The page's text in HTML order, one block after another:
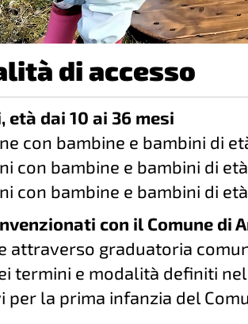
di accesso
età dai 10 ai 36 mesi
con bambine e bambini di
con bambine e bambini di
con bambine e bambini di
con il Comune di
attraverso graduatoria
termini e modalità definiti
per la prima infanzia del